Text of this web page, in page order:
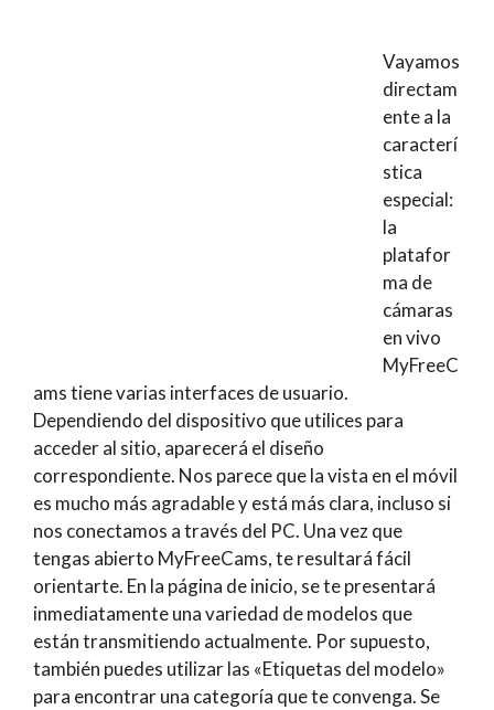
Vayamos
directam
ente a la
caracterí
stica
especial:
la
platafor
ma de
cámaras
en vivo
MyFreeC
ams tiene varias interfaces de usuario.
Dependiendo del dispositivo que utilices para
acceder al sitio, aparecerá el diseño
correspondiente. Nos parece que la vista en el móvil
es mucho más agradable y está más clara, incluso si
nos conectamos a través del PC. Una vez que
tengas abierto MyFreeCams, te resultará fácil
orientarte. En la página de inicio, se te presentará
inmediatamente una variedad de modelos que
están transmitiendo actualmente. Por supuesto,
también puedes utilizar las «Etiquetas del modelo»
para encontrar una categoría que te convenga. Se